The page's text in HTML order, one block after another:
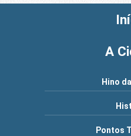
A
Hino
Pontos